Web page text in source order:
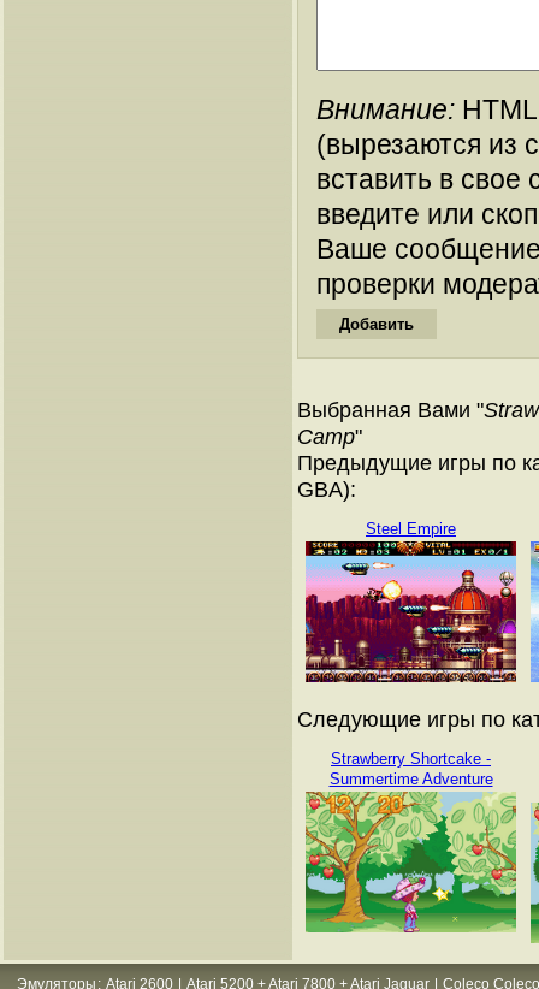
Внимание:
(вырезаются из
вставить в
введите или
Ваше
проверки
Выбранная Вами "
Camp"
Предыдущие игры по
GBA):
Steel Empire
Следующие игры по
Strawberry Shortcake -
Summertime Adventure
Эмуляторы : Atari 2600 Atari 5200 + Atari 7800 + Atari Jaguar Coleco